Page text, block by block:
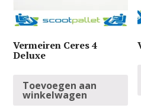
Vermeiren Ceres 4
Deluxe
Toevoegen aan
winkelwagen